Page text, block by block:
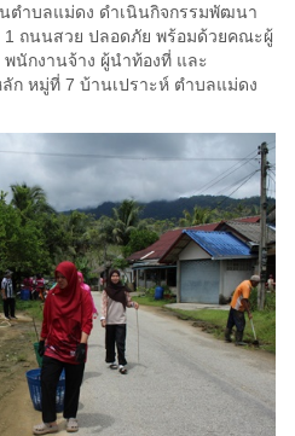
ตำบลแม่ดง ดำเนินกิจกรรมพัฒนา
ถนนสวย ปลอดภัย พร้อมด้วยคณะผู้
นักงานจ้าง ผู้นำท้องที่ และ
หมู่ที่ 7 บ้านเปราะห์ ตำบลแม่ดง